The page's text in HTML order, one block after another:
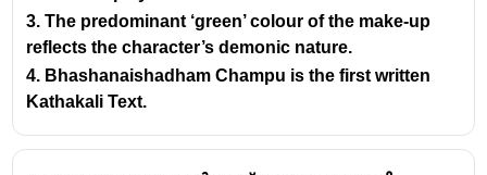
കോട്ടാരക്കര തമ്പുരാൻ. അദ്ദേഹം പരമ്പരാഗത
കേരളീയ കലാരൂപങ്ങളായ കൂടിയാട്ടം, തെയ്യം,
മുദിയേറ്റ് എന്നിവയുടെ ഘടകങ്ങൾ സമന്വയിപ്പിച്ച്
കഥകളിയെ ഒരു പൂർണ്ണ കലാരൂപമായി
മറ്റ് ഓപ്ഷനുകളിൽ വള്ളത്തോൾ നാരായണ
3. The predominant ‘green’ colour of the make-up
reflects the character’s demonic nature.
4. Bhashanaishadham Champu is the first written
Kathakali Text.